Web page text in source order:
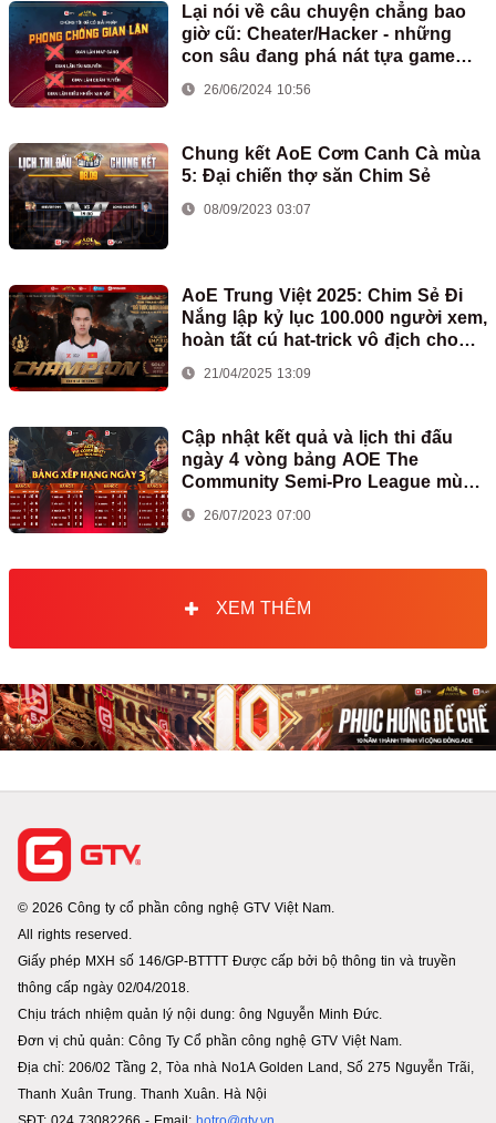
Lại nói về câu chuyện chẳng bao
giờ cũ: Cheater/Hacker - những
con sâu đang phá nát tựa game
AoE huyền thoại
26/06/2024 10:56
Chung kết AoE Cơm Canh Cà mùa
5: Đại chiến thợ săn Chim Sẻ
08/09/2023 03:07
AoE Trung Việt 2025: Chim Sẻ Đi
Nắng lập kỷ lục 100.000 người xem,
hoàn tất cú hat-trick vô địch cho
AoE Việt Nam
21/04/2025 13:09
Cập nhật kết quả và lịch thi đấu
ngày 4 vòng bảng AOE The
Community Semi-Pro League mùa
2
26/07/2023 07:00
XEM THÊM
© 2026 Công ty cổ phần công nghệ GTV Việt Nam.
All rights reserved.
Giấy phép MXH số 146/GP-BTTTT Được cấp bởi bộ thông tin và truyền
thông cấp ngày 02/04/2018.
Chịu trách nhiệm quản lý nội dung: ông Nguyễn Minh Đức.
Đơn vị chủ quản: Công Ty Cổ phần công nghệ GTV Việt Nam.
Địa chỉ: 206/02 Tầng 2, Tòa nhà No1A Golden Land, Số 275 Nguyễn Trãi,
Thanh Xuân Trung. Thanh Xuân. Hà Nội